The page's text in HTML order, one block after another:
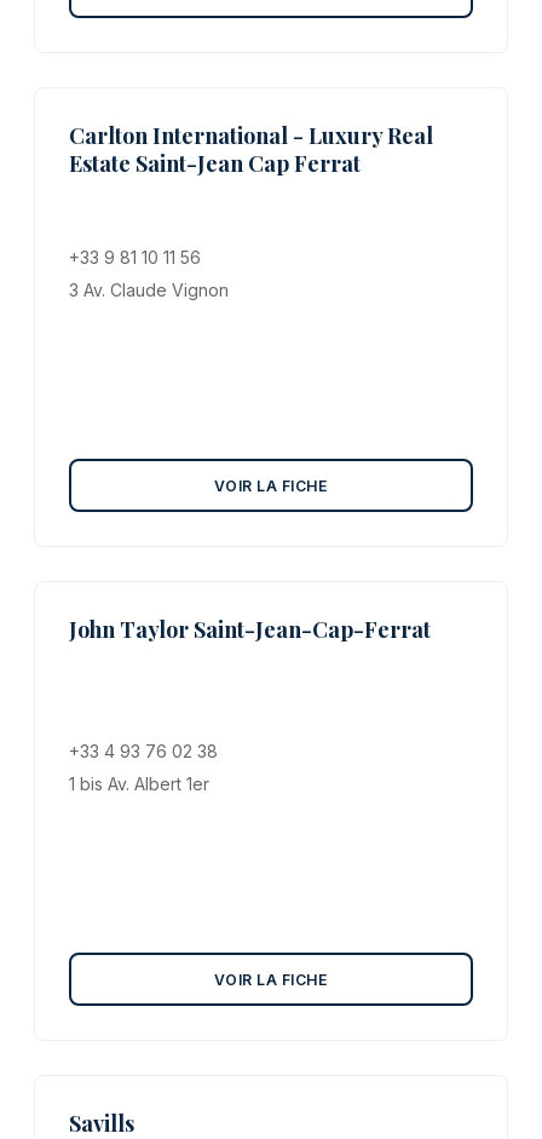
Carlton International - Luxury Real
Estate Saint-Jean Cap Ferrat
+33 9 81 10 11 56
3 Av. Claude Vignon
VOIR LA FICHE
John Taylor Saint-Jean-Cap-Ferrat
+33 4 93 76 02 38
1 bis Av. Albert 1er
VOIR LA FICHE
Savills